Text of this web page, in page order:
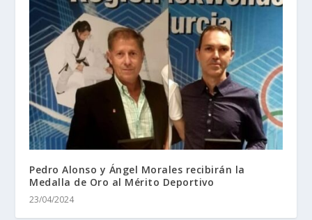
Pedro Alonso y Ángel Morales recibirán la
Medalla de Oro al Mérito Deportivo
23/04/2024